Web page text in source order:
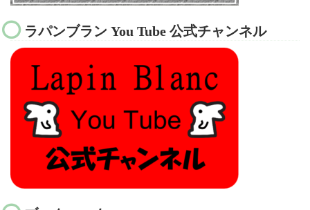
ラパンブラン You Tube 公式チャンネル